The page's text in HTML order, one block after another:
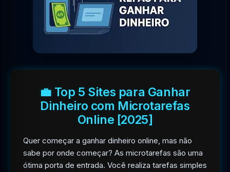
💼 Top 5 Sites para Ganhar
Dinheiro com Microtarefas
Online [2025]
Quer começar a ganhar dinheiro online, mas não
sabe por onde começar? As microtarefas são uma
ótima porta de entrada. Você realiza tarefas simples